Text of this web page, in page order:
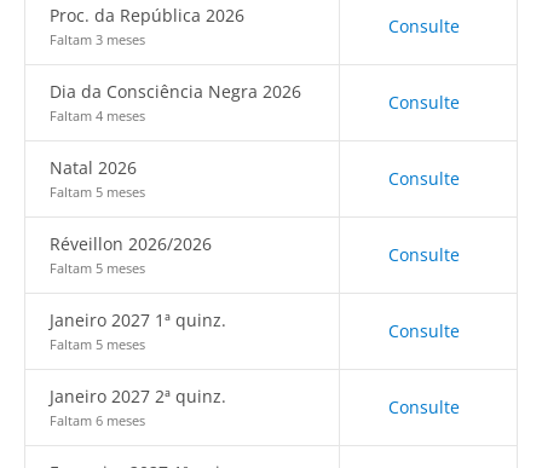
Proc. da República 2026
Faltam 3 meses
Consulte
Dia da Consciência Negra 2026
Faltam 4 meses
Consulte
Natal 2026
Faltam 5 meses
Consulte
Réveillon 2026/2026
Faltam 5 meses
Consulte
Janeiro 2027 1ª quinz.
Faltam 5 meses
Consulte
Janeiro 2027 2ª quinz.
Faltam 6 meses
Consulte